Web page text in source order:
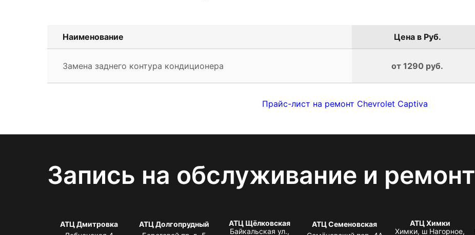
Наименование Цена в Руб.
Замена заднего контура кондиционера от 1290 руб.
Прайс-лист на ремонт Chevrolet Captiva
Запись на обслуживание и ремонт
АТЦ Дмитровка
АТЦ Долгопрудный
АТЦ Щёлковская
Байкальская ул.,
АТЦ Семеновская
АТЦ Химки
Химки, ш Нагорное,